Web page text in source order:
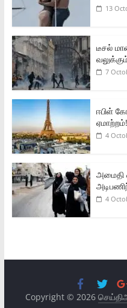
13
டீசல்
7
ஈபிள்
ஏமாற்றம்!
4
அமைதி
4
Copyright © 2026